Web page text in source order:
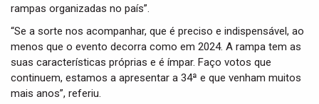
rampas organizadas no país”.
“Se a sorte nos acompanhar, que é preciso e indispensável, ao
menos que o evento decorra como em 2024. A rampa tem as
suas características próprias e é ímpar. Faço votos que
continuem, estamos a apresentar a 34ª e que venham muitos
mais anos”, referiu.